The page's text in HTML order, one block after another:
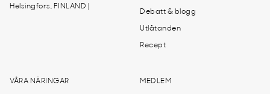
Helsingfors, FINLAND |
Debatt & blogg
Utlåtanden
Recept
VÅRA NÄRINGAR MEDLEM